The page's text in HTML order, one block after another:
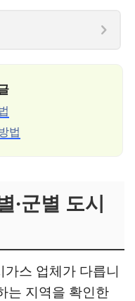
법
·군별 도시
가스 업체가 다릅니
는 지역을 확인한